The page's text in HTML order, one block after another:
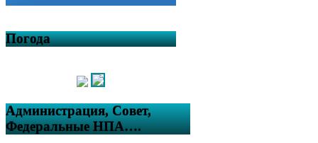
Погода
Администрация, Совет,
Федеральные НПА….